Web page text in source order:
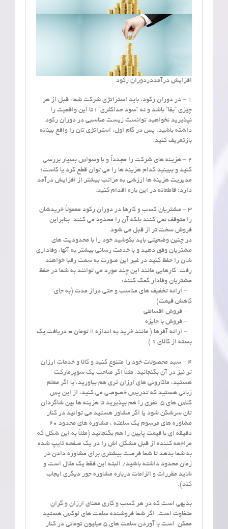
افزایش درآمددردوران رکود
1 – در دوران رکود، باید استراتژی شرکت شما، قبل از هر
چیزی “بقا” باشد و نه “سود حداکثری” ؛ تا این واقعیت را
نپذیرید نخواهید توانست زیست مناسبی در دوران رکود
داشته باشید. پس در گام اول، استراتژی تان را واقع بینانه
بازتعریف کنید.
2 – هزینه های شرکت را مجدداً و با وسواس بسیار بررسی
کنید و ببینید کدام هزینه ها را می توان قطع کرد یا کاست؛
مدیریت هزینه ها ارزشی به مراتب بیشتر از افزایش درآمد
دارد؛ قاطعانه در این باره اقدام کنید.
3 – مشتریان کسب و کارها در دوران رکود معمولاً خریدشان
را متوقف نمی کنند بلکه آن را محدود می کنند. بنابراین
فروش سخت تر از قبل می شود.
در چنین وضعیتی باید بکوشید خود را با محدودیت های
مشتریان وفق دهید و با خدمت رسانی بیشتر به آنها، وفاداری
شان را حفظ کنید در غیر این صورت به سمت رقبا خواهند
رفت. کارهایی مانند این چند مورد می توانند به شما در حفظ
مشتریان وفادار کمک کنند:
– ارائه تخفیف های مناسب و حتی دراز مدت (به جای
کاهش قیمت)
– فروش اقساطی
– فروش با جایزه
– ارائه آفرها ( مانند خرید به اندازه n تومان = دریافت یک
بسته از کالای x )
4 – سبد محصولات خود را متنوع کنید و کالا و خدمات ارزان
تر نیز در آن بگنجانید. مثلاً اگر صاحب یک سوپرمارکت
هستید، ماکارونی های ارزان تری هم بیاورید، یا اگر معلم
زبانی هستید که تدریس خصوصی می کنید، از این پس
کلاس های 5 نفری را هم بپذیرید تا هزینه ها بین شاگردان
تان سرشکن شود یا اگر مشاور هستید می توانید در کنار
مشاوره های مرسوم یک ساعته ، مشاوره های محدود 20
دقیقه ای با قیمت پایین را هم بگنجانید (مثلاً به این شکل که
مراجعه کننده از قبل مشکل اش را در یک صفحه تایپ شده
به شما بدهد تا شما فرصت بیشتری برای مشاوره دادن در
زمان محدود داشته باشید/ البته این فقط یک مثال است و
شاید مقررات و الزامات درباره مشاوره جور دیگری ایجاب
کند).
بدیهی است که در هر کسب و کاری معنای ارزان و گران
متفاوت است. اگر شما فروشنده ساعت های لوکس هستید
ممکن است با آوردن ساعت های 5 میلیون تومانی در کنار